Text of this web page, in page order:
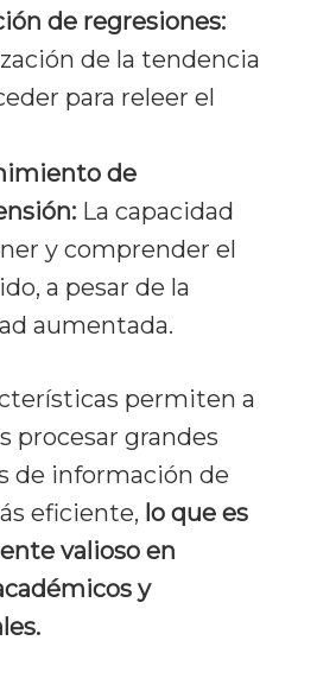
de regresiones:
de la tendencia
para releer el
de
La capacidad
y comprender el
a pesar de la
aumentada.
permiten a
procesar grandes
de información de
eficiente, lo que es
valioso en
y